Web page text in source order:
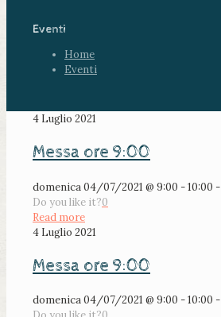
Eventi
Home
Eventi
4 Luglio 2021
Messa ore 9:00
domenica 04/07/2021 @ 9:00 - 10:00 -
Do you like it?0
Read more
4 Luglio 2021
Messa ore 9:00
domenica 04/07/2021 @ 9:00 - 10:00 -